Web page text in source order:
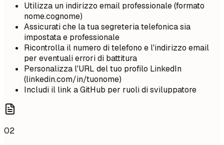
Utilizza un indirizzo email professionale (formato
nome.cognome)
Assicurati che la tua segreteria telefonica sia
impostata e professionale
Ricontrolla il numero di telefono e l'indirizzo email
per eventuali errori di battitura
Personalizza l'URL del tuo profilo LinkedIn
(linkedin.com/in/tuonome)
Includi il link a GitHub per ruoli di sviluppatore
02